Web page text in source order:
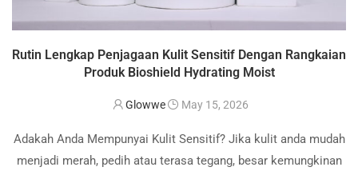
Rutin Lengkap Penjagaan Kulit Sensitif Dengan Rangkaian
Produk Bioshield Hydrating Moist
Glowwe May 15, 2026
Adakah Anda Mempunyai Kulit Sensitif? Jika kulit anda mudah
menjadi merah, pedih atau terasa tegang, besar kemungkinan